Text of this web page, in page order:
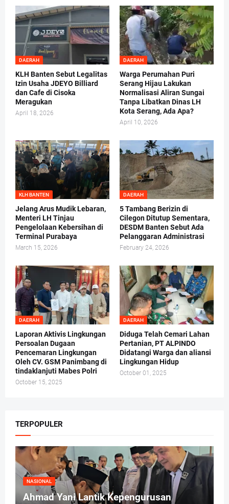
DAERAH
KLH Banten Sebut Legalitas
Izin Usaha JDEYO Billiard
dan Cafe di Cisoka
Meragukan
April 18, 2026
DAERAH
Warga Perumahan Puri
Serang Hijau Lakukan
Normalisasi Aliran Sungai
Tanpa Libatkan Dinas LH
Kota Serang, Ada Apa?
April 10, 2026
KLH BANTEN
Jelang Arus Mudik Lebaran,
Menteri LH Tinjau
Pengelolaan Kebersihan di
Terminal Purabaya
March 15, 2026
DAERAH
5 Tambang Berizin di
Cilegon Ditutup Sementara,
DESDM Banten Sebut Ada
Pelanggaran Administrasi
February 24, 2026
DAERAH
Laporan Aktivis Lingkungan
Persoalan Dugaan
Pencemaran Lingkungan
Oleh CV. GSM Panimbang di
tindaklanjuti Mabes Polri
October 15, 2025
DAERAH
Diduga Telah Cemari Lahan
Pertanian, PT ALPINDO
Didatangi Warga dan aliansi
Lingkungan Hidup
October 01, 2025
TERPOPULER
NASIONAL
Ahmad Yani Lantik Kepengurusan